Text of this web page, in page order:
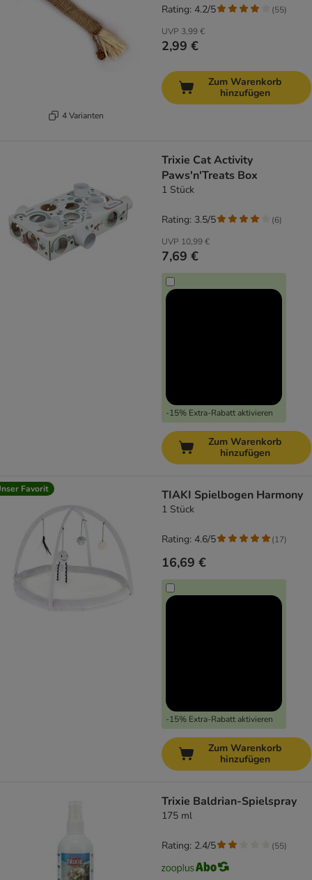
4 Varianten
UVP 3,99 €
2,99 €
Rating: 4.2/5 (55)
Zum Warenkorb
hinzufügen
Trixie Cat Activity
Paws'n'Treats Box
1 Stück
UVP 10,99 €
7,69 €
-15% Extra-Rabatt aktivieren
Rating: 3.5/5 (6)
Zum Warenkorb
hinzufügen
Favorit TIAKI Spielbogen Harmony
1 Stück
16,69 €
-15% Extra-Rabatt aktivieren
Rating: 4.6/5 (17)
Zum Warenkorb
hinzufügen
Trixie Baldrian-Spielspray
175 ml
Rating: 2.4/5 (55)